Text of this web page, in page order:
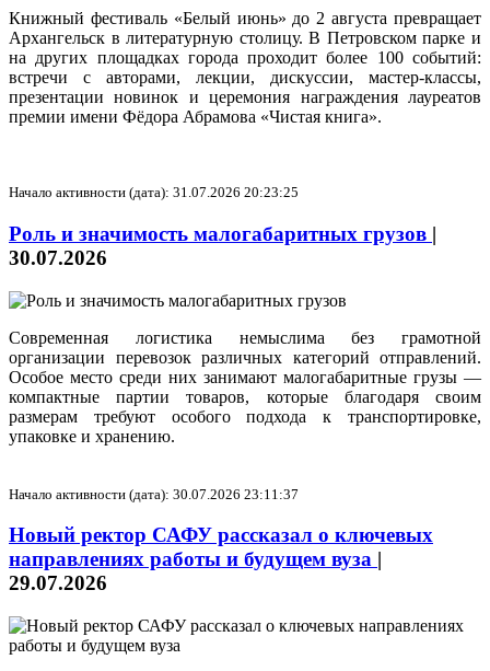
Книжный фестиваль «Белый июнь» до 2 августа превращает
Архангельск в литературную столицу. В Петровском парке и
на других площадках города проходит более 100 событий:
встречи с авторами, лекции, дискуссии, мастер‑классы,
презентации новинок и церемония награждения лауреатов
премии имени Фёдора Абрамова «Чистая книга».
Начало активности (дата): 31.07.2026 20:23:25
Роль и значимость малогабаритных грузов |
30.07.2026
Современная логистика немыслима без грамотной
организации перевозок различных категорий отправлений.
Особое место среди них занимают малогабаритные грузы —
компактные партии товаров, которые благодаря своим
размерам требуют особого подхода к транспортировке,
упаковке и хранению.
Начало активности (дата): 30.07.2026 23:11:37
Новый ректор САФУ рассказал о ключевых
направлениях работы и будущем вуза |
29.07.2026